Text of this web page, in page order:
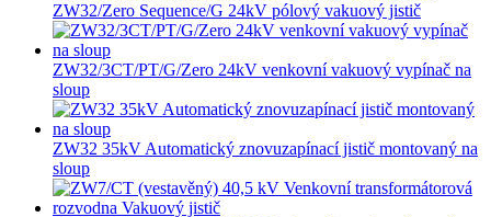
ZW32/Zero Sequence/G 24kV pólový vakuový jistič
ZW32/3CT/PT/G/Zero 24kV venkovní vakuový vypínač na
sloup
ZW32 35kV Automatický znovuzapínací jistič montovaný na
sloup